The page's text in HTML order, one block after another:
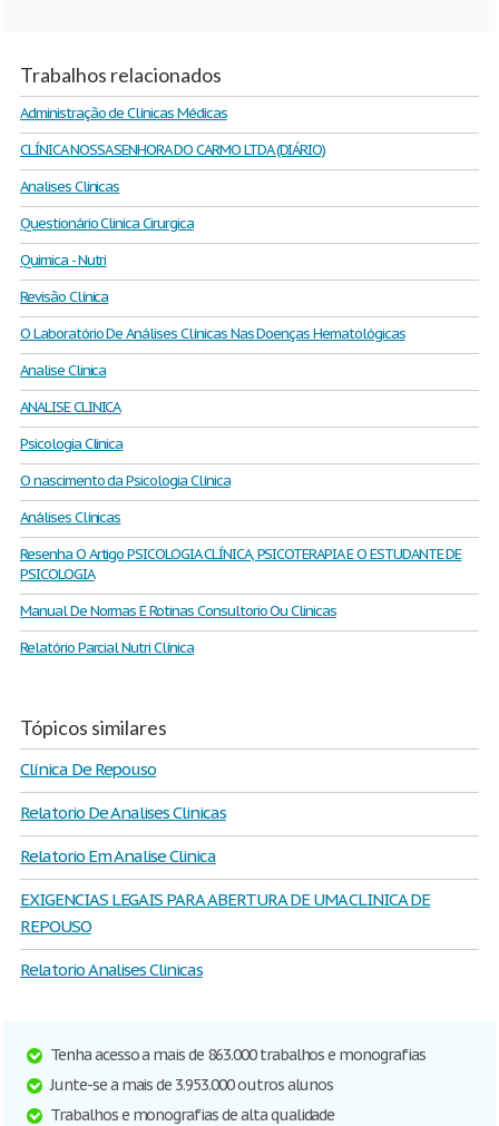
Trabalhos relacionados
Administração de Clínicas Médicas
CLÍNICA NOSSA SENHORA DO CARMO LTDA (DIÁRIO)
Analises Clinicas
Questionário Clinica Cirurgica
Quimica - Nutri
Revisão Clínica
O Laboratório De Análises Clínicas Nas Doenças Hematológicas
Analise Clinica
ANALISE CLINICA
Psicologia Clinica
O nascimento da Psicologia Clínica
Análises Clínicas
Resenha O Artigo PSICOLOGIA CLÍNICA, PSICOTERAPIA E O ESTUDANTE DE
PSICOLOGIA
Manual De Normas E Rotinas Consultorio Ou Clinicas
Relatório Parcial Nutri Clínica
Tópicos similares
Clínica De Repouso
Relatorio De Analises Clinicas
Relatorio Em Analise Clinica
EXIGENCIAS LEGAIS PARA ABERTURA DE UMA CLINICA DE
REPOUSO
Relatorio Analises Clinicas
Tenha acesso a mais de 863.000 trabalhos e monografias
Junte-se a mais de 3.953.000 outros alunos
Trabalhos e monografias de alta qualidade